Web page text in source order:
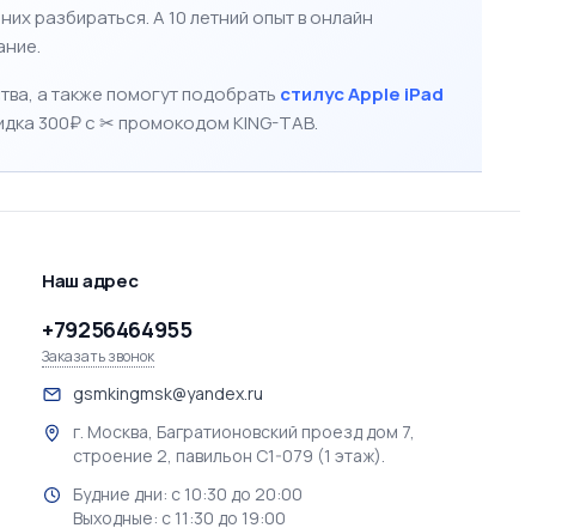
☆☆☆ 0
В корзину
☆☆☆☆☆ 0
В корзину
900 ₽
☆☆ 0
iPad Air 13" 2025 128GB
61 900 ₽
☆☆☆☆
Apple iPad Air 13" 2025 128GB